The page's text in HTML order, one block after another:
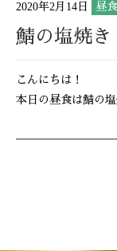
2020年2月14日 昼食
鯖の塩焼き
こんにちは！
本日の昼食は鯖の